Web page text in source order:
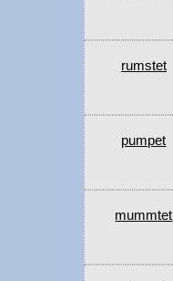
rumstet
pumpet
mummtet